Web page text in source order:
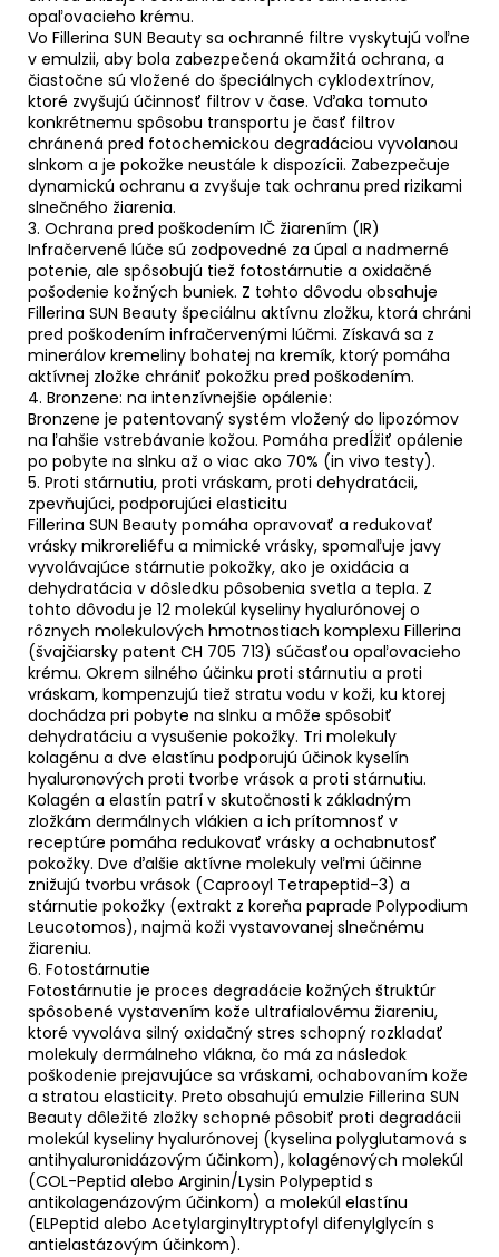
opaľovacieho krému.
Vo Fillerina SUN Beauty sa ochranné filtre vyskytujú voľne
v emulzii, aby bola zabezpečená okamžitá ochrana, a
čiastočne sú vložené do špeciálnych cyklodextrínov,
ktoré zvyšujú účinnosť filtrov v čase. Vďaka tomuto
konkrétnemu spôsobu transportu je časť filtrov
chránená pred fotochemickou degradáciou vyvolanou
slnkom a je pokožke neustále k dispozícii. Zabezpečuje
dynamickú ochranu a zvyšuje tak ochranu pred rizikami
slnečného žiarenia.
3. Ochrana pred poškodením IČ žiarením (IR)
Infračervené lúče sú zodpovedné za úpal a nadmerné
potenie, ale spôsobujú tiež fotostárnutie a oxidačné
pošodenie kožných buniek. Z tohto dôvodu obsahuje
Fillerina SUN Beauty špeciálnu aktívnu zložku, ktorá chráni
pred poškodením infračervenými lúčmi. Získavá sa z
minerálov kremeliny bohatej na kremík, ktorý pomáha
aktívnej zložke chrániť pokožku pred poškodením.
4. Bronzene: na intenzívnejšie opálenie:
Bronzene je patentovaný systém vložený do lipozómov
na ľahšie vstrebávanie kožou. Pomáha predĺžiť opálenie
po pobyte na slnku až o viac ako 70% (in vivo testy).
5. Proti stárnutiu, proti vráskam, proti dehydratácii,
zpevňujúci, podporujúci elasticitu
Fillerina SUN Beauty pomáha opravovať a redukovať
vrásky mikroreliéfu a mimické vrásky, spomaľuje javy
vyvolávajúce stárnutie pokožky, ako je oxidácia a
dehydratácia v dôsledku pôsobenia svetla a tepla. Z
tohto dôvodu je 12 molekúl kyseliny hyalurónovej o
rôznych molekulových hmotnostiach komplexu Fillerina
(švajčiarsky patent CH 705 713) súčasťou opaľovacieho
krému. Okrem silného účinku proti stárnutiu a proti
vráskam, kompenzujú tiež stratu vodu v koži, ku ktorej
dochádza pri pobyte na slnku a môže spôsobiť
dehydratáciu a vysušenie pokožky. Tri molekuly
kolagénu a dve elastínu podporujú účinok kyselín
hyaluronových proti tvorbe vrások a proti stárnutiu.
Kolagén a elastín patrí v skutočnosti k základným
zložkám dermálnych vlákien a ich prítomnosť v
receptúre pomáha redukovať vrásky a ochabnutosť
pokožky. Dve ďalšie aktívne molekuly veľmi účinne
znižujú tvorbu vrások (Caprooyl Tetrapeptid-3) a
stárnutie pokožky (extrakt z koreňa paprade Polypodium
Leucotomos), najmä koži vystavovanej slnečnému
žiareniu.
6. Fotostárnutie
Fotostárnutie je proces degradácie kožných štruktúr
spôsobené vystavením kože ultrafialovému žiareniu,
ktoré vyvoláva silný oxidačný stres schopný rozkladať
molekuly dermálneho vlákna, čo má za následok
poškodenie prejavujúce sa vráskami, ochabovaním kože
a stratou elasticity. Preto obsahujú emulzie Fillerina SUN
Beauty dôležité zložky schopné pôsobiť proti degradácii
molekúl kyseliny hyalurónovej (kyselina polyglutamová s
antihyaluronidázovým účinkom), kolagénových molekúl
(COL-Peptid alebo Arginin/Lysin Polypeptid s
antikolagenázovým účinkom) a molekúl elastínu
(ELPeptid alebo Acetylarginyltryptofyl difenylglycín s
antielastázovým účinkom).